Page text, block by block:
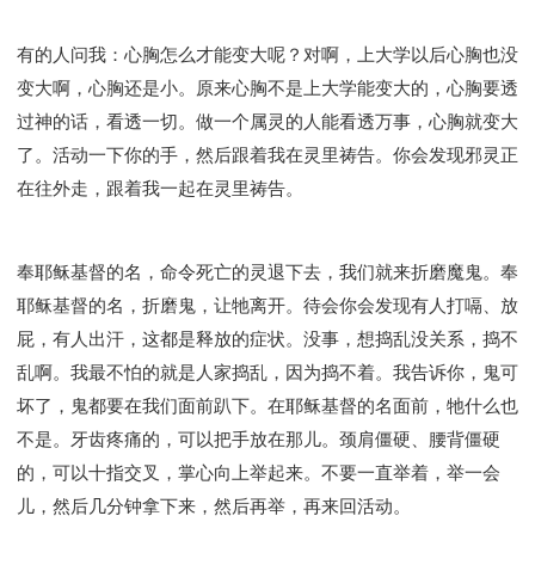
有的人问我：心胸怎么才能变大呢？对啊，上大学以后心胸也没
变大啊，心胸还是小。原来心胸不是上大学能变大的，心胸要透
过神的话，看透一切。做一个属灵的人能看透万事，心胸就变大
了。活动一下你的手，然后跟着我在灵里祷告。你会发现邪灵正
在往外走，跟着我一起在灵里祷告。
奉耶稣基督的名，命令死亡的灵退下去，我们就来折磨魔鬼。奉
耶稣基督的名，折磨鬼，让牠离开。待会你会发现有人打嗝、放
屁，有人出汗，这都是释放的症状。没事，想捣乱没关系，捣不
乱啊。我最不怕的就是人家捣乱，因为捣不着。我告诉你，鬼可
坏了，鬼都要在我们面前趴下。在耶稣基督的名面前，牠什么也
不是。牙齿疼痛的，可以把手放在那儿。颈肩僵硬、腰背僵硬
的，可以十指交叉，掌心向上举起来。不要一直举着，举一会
儿，然后几分钟拿下来，然后再举，再来回活动。